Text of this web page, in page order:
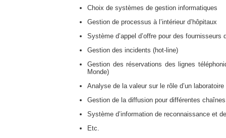
Choix de systèmes de gestion informatiques
Gestion de processus à l’intérieur d’hôpitaux
Système d’appel d’offre pour des
Gestion des incidents (hot-line)
Gestion des réservations des lignes
Monde)
Analyse de la valeur sur le rôle d’un
Gestion de la diffusion pour différentes
Système d’information de reconnaissance et
Etc.